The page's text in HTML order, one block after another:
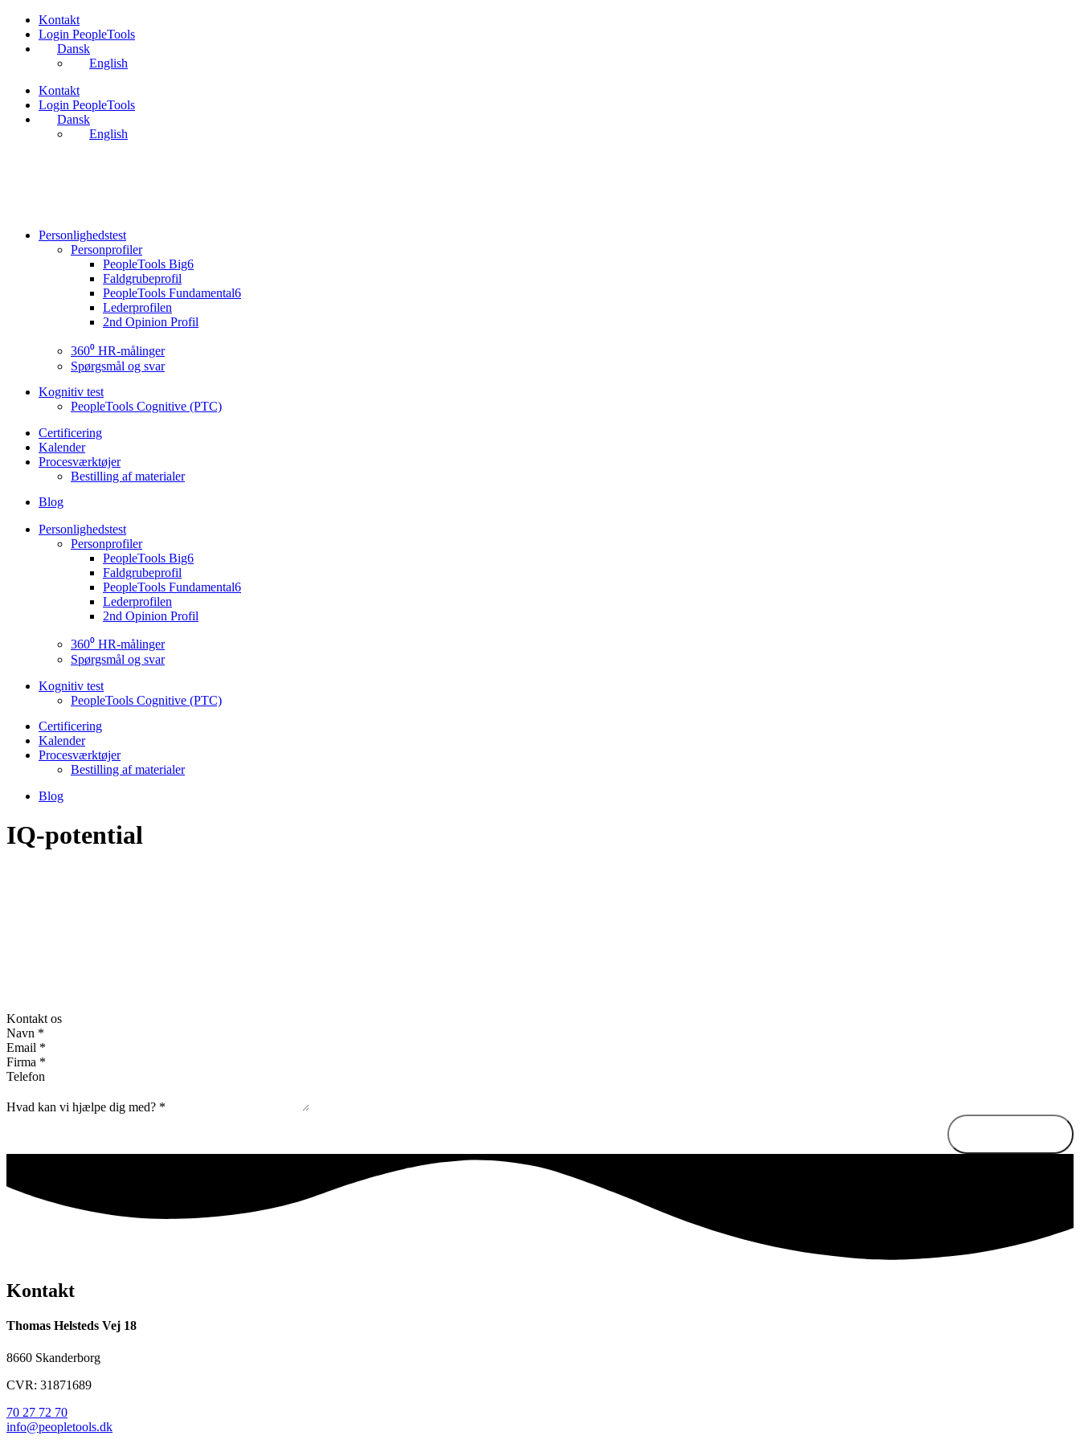
Videre
indhold
Kontakt
Login PeopleTools
Dansk
English
Kontakt
Login PeopleTools
Dansk
English
Personlighedstest
Personprofiler
PeopleTools Big6
Faldgrubeprofil
PeopleTools Fundamental6
Lederprofilen
2nd Opinion Profil
360⁰ HR-målinger
Spørgsmål og svar
Kognitiv test
PeopleTools Cognitive (PTC)
Certificering
Kalender
Procesværktøjer
Bestilling af materialer
Blog
Personlighedstest
Personprofiler
PeopleTools Big6
Faldgrubeprofil
PeopleTools Fundamental6
Lederprofilen
2nd Opinion Profil
360⁰ HR-målinger
Spørgsmål og svar
Kognitiv test
PeopleTools Cognitive (PTC)
Certificering
Kalender
Procesværktøjer
Bestilling af materialer
Blog
IQ-potential
Kontakt os
Navn *
Email *
Firma *
Telefon
Hvad kan vi hjælpe dig med? *
Kontakt
Thomas Helsteds Vej 18
8660 Skanderborg
CVR: 31871689
70 27 72 70
info@peopletools.dk